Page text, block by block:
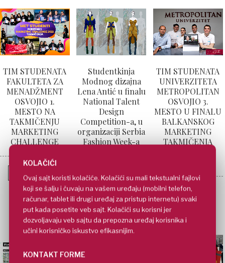
TIM STUDENATA
FAKULTETA ZA
MENADŽMENT
OSVOJIO 1.
MESTO NA
TAKMIČENJU
MARKETING
CHALLENGE
Studentkinja
Modnog dizajna
Lena Antić u finalu
National Talent
Design
Competition-a, u
organizaciji Serbia
Fashion Week-a
TIM STUDENATA
UNIVERZITETA
METROPOLITAN
OSVOJIO 3.
MESTO U FINALU
BALKANSKOG
MARKETING
TAKMIČENJA
PROČITAJTE VIŠE
KOLAČIĆI
Ovaj sajt koristi kolačiće. Kolačići su mali tekstualni fajlovi
koji se šalju i čuvaju na vašem uređaju (mobilni telefon,
računar, tablet ili drugi uređaj za pristup internetu) svaki
put kada posetite veb sajt. Kolačići su korisni jer
dozvoljavaju veb sajtu da prepozna uređaj korisnika i
učini korisničko iskustvo efikasnijim.
KONTAKT FORME